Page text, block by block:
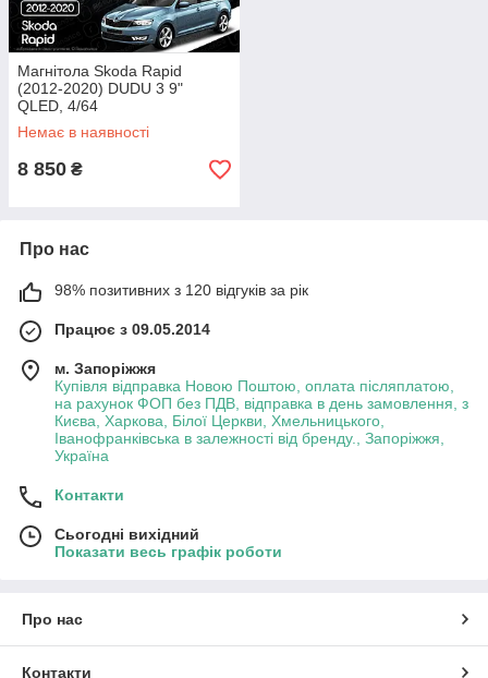
Магнітола Skoda Rapid
(2012-2020) DUDU 3 9"
QLED, 4/64
Немає в наявності
8 850 ₴
Про нас
98% позитивних з 120 відгуків за рік
Працює з 09.05.2014
м. Запоріжжя
Купівля відправка Новою Поштою, оплата післяплатою,
на рахунок ФОП без ПДВ, відправка в день замовлення, з
Києва, Харкова, Білої Церкви, Хмельницького,
Іванофранківська в залежності від бренду., Запоріжжя,
Україна
Контакти
Сьогодні вихідний
Показати весь графік роботи
Про нас
Контакти